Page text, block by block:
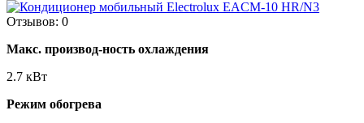
Отзывов: 0
Макс. производ-ность охлаждения
2.7 кВт
Режим обогрева